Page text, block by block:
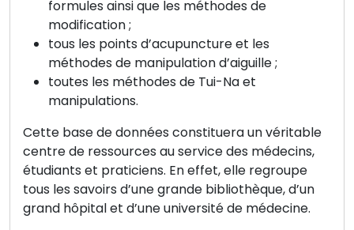
formules ainsi que les méthodes de
modification ;
tous les points d’acupuncture et les
méthodes de manipulation d’aiguille ;
toutes les méthodes de Tui-Na et
manipulations.
Cette base de données constituera un véritable
centre de ressources au service des médecins,
étudiants et praticiens. En effet, elle regroupe
tous les savoirs d’une grande bibliothèque, d’un
grand hôpital et d’une université de médecine.